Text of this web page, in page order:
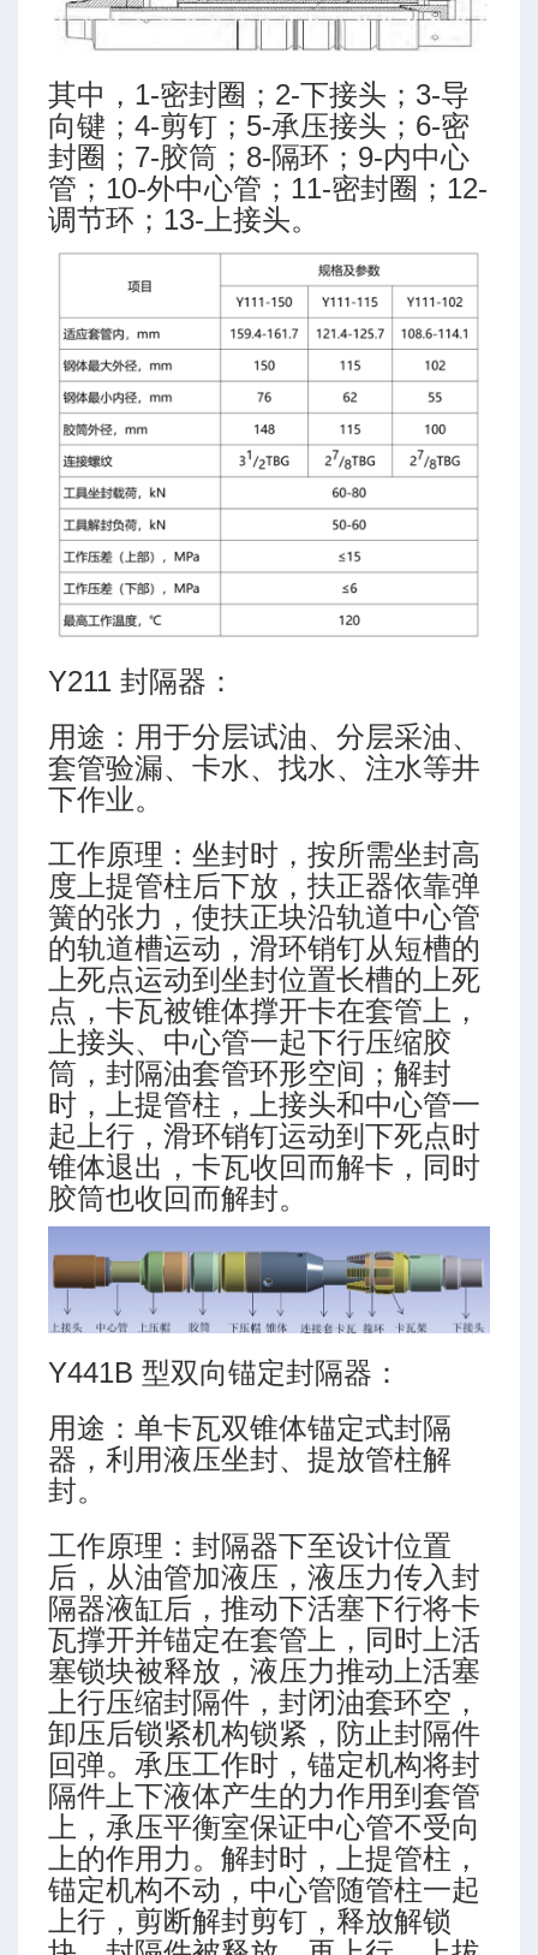
界充填排量
其中，1-密封圈；2-下接头；3-导
向键；4-剪钉；5-承压接头；6-密
封圈；7-胶筒；8-隔环；9-内中心
管；10-外中心管；11-密封圈；12-
调节环；13-上接头。
Y211 封隔器：
用途：用于分层试油、分层采油、
套管验漏、卡水、找水、注水等井
下作业。
工作原理：坐封时，按所需坐封高
度上提管柱后下放，扶正器依靠弹
簧的张力，使扶正块沿轨道中心管
的轨道槽运动，滑环销钉从短槽的
上死点运动到坐封位置长槽的上死
点，卡瓦被锥体撑开卡在套管上，
上接头、中心管一起下行压缩胶
筒，封隔油套管环形空间；解封
时，上提管柱，上接头和中心管一
起上行，滑环销钉运动到下死点时
锥体退出，卡瓦收回而解卡，同时
胶筒也收回而解封。
Y441B 型双向锚定封隔器：
用途：单卡瓦双锥体锚定式封隔
器，利用液压坐封、提放管柱解
封。
工作原理：封隔器下至设计位置
后，从油管加液压，液压力传入封
隔器液缸后，推动下活塞下行将卡
瓦撑开并锚定在套管上，同时上活
塞锁块被释放，液压力推动上活塞
上行压缩封隔件，封闭油套环空，
卸压后锁紧机构锁紧，防止封隔件
回弹。承压工作时，锚定机构将封
隔件上下液体产生的力作用到套管
上，承压平衡室保证中心管不受向
上的作用力。解封时，上提管柱，
锚定机构不动，中心管随管柱一起
上行，剪断解封剪钉，释放解锁